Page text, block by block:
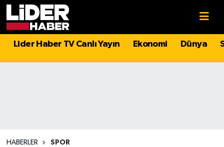
Lider Haber TV Canlı Yayın Ekonomi Dünya
HABERLER SPOR
Politika
Magazin
Hava Durumu
Süper Lig Puan Durumu ve Fikstür